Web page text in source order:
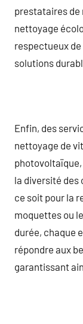
prestataires de
nettoyage
respectueux
solutions
Enfin, des
nettoyage de
la diversité des
ce soit pour la
moquettes ou
durée, chaque
répondre aux
garantissant